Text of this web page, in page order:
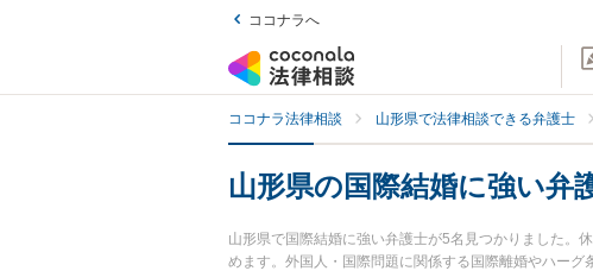
ココナラへ
ココナラ法律相談 山形県で法律相談できる弁護士
山形県の国際結婚に強い弁
山形県で国際結婚に強い弁護士が5名見つかりました。
めます。外国人・国際問題に関係する国際離婚やハー